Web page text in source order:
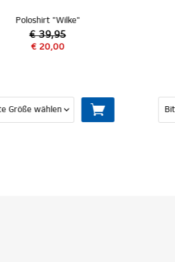
Poloshirt "Wilke"
€ 39,95
€ 20,00